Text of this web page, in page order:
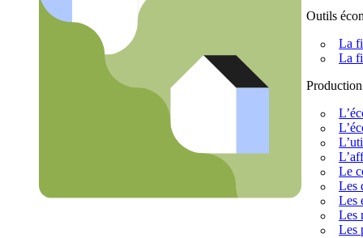
Outils
La
La
Le
Les
Les
Les
Les